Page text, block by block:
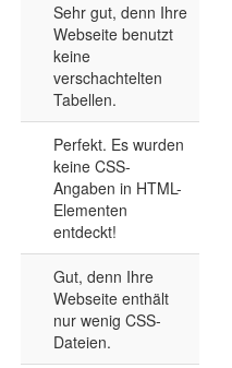
Sehr gut, denn Ihre
Webseite benutzt
keine
verschachtelten
Tabellen.
Perfekt. Es wurden
keine CSS-
Angaben in HTML-
Elementen
entdeckt!
Gut, denn Ihre
Webseite enthält
nur wenig CSS-
Dateien.